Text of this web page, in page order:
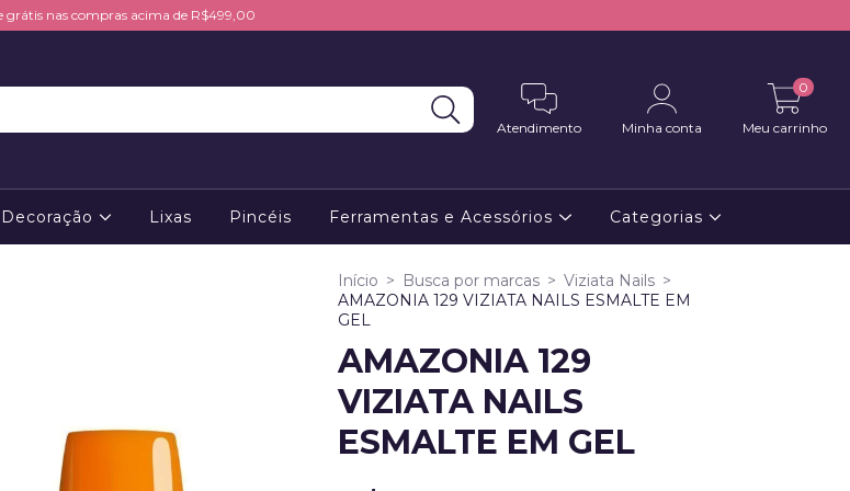
grátis nas compras acima de R$499,00
Atendimento Minha conta Meu carrinho
0
Decoração Lixas Pincéis Ferramentas e Acessórios Categorias
Início > Busca por marcas > Viziata Nails >
AMAZONIA 129 VIZIATA NAILS ESMALTE EM
GEL
AMAZONIA 129
VIZIATA NAILS
ESMALTE EM GEL